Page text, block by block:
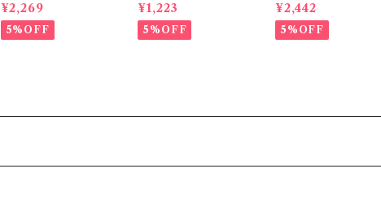
[yokan-oo-set01]
¥2,269
5%OFF
屋そば 1箱270g×3箱
国産 無添加 [myn-ch
sb-03]
¥1,223
5%OFF
自家製粉 食品 グルメ
粉物 [myn-aknk-05]
¥2,442
5%OFF